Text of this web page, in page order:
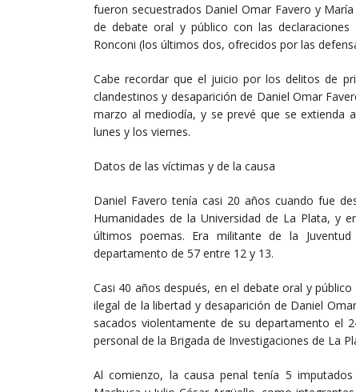
fueron secuestrados Daniel Omar Favero y
de debate oral y público con las
Ronconi (los últimos dos, ofrecidos por las
Cabe recordar que el juicio por los delitos de
clandestinos y desaparición de Daniel Omar
marzo al mediodía, y se prevé que se extienda
lunes y los viernes.
Datos de las víctimas y de la causa
Daniel Favero tenía casi 20 años cuando fue
Humanidades de la Universidad de La Plata, y
últimos poemas. Era militante de la
departamento de 57 entre 12 y 13.
Casi 40 años después, en el debate oral y
ilegal de la libertad y desaparición de Daniel
sacados violentamente de su departamento el
personal de la Brigada de Investigaciones de La
Al comienzo, la causa penal tenía 5